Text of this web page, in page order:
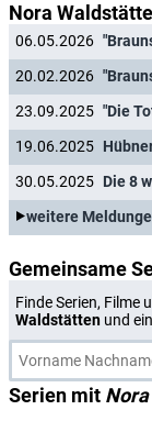
Nora
06.05.2026
20.02.2026
23.09.2025
19.06.2025
30.05.2025 Die 8
weitere
Gemeinsame
Finde Serien, Filme
Waldstätten und
Serien mit